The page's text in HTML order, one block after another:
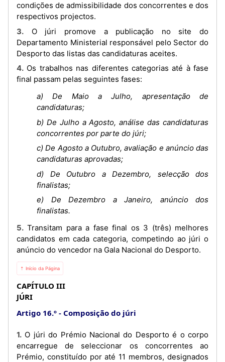
condições de admissibilidade dos concorrentes e dos
respectivos projectos.
3. O júri promove a publicação no site do
Departamento Ministerial responsável pelo Sector do
Desporto das listas das candidaturas aceites.
4. Os trabalhos nas diferentes categorias até à fase
final passam pelas seguintes fases:
a) De Maio a Julho, apresentação de
candidaturas;
b) De Julho a Agosto, análise das candidaturas
concorrentes por parte do júri;
c) De Agosto a Outubro, avaliação e anúncio das
candidaturas aprovadas;
d) De Outubro a Dezembro, selecção dos
finalistas;
e) De Dezembro a Janeiro, anúncio dos
finalistas.
5. Transitam para a fase final os 3 (três) melhores
candidatos em cada categoria, competindo ao júri o
anúncio do vencedor na Gala Nacional do Desporto.
⇡ Início da Página
CAPÍTULO III
JÚRI
Artigo 16.º
Composição do júri
1. O júri do Prémio Nacional do Desporto é o corpo
encarregue de seleccionar os concorrentes ao
Prémio, constituído por até 11 membros, designados